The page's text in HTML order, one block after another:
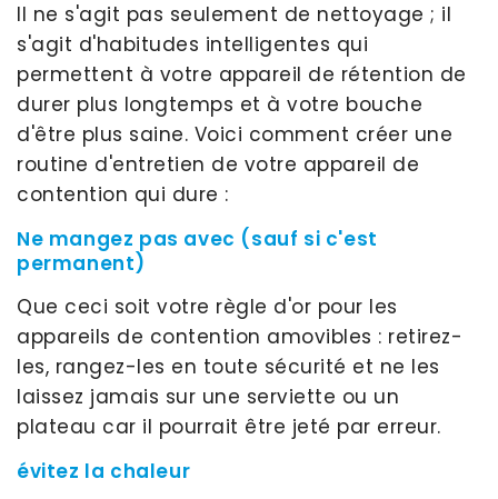
Il ne s'agit pas seulement de nettoyage ; il
s'agit d'habitudes intelligentes qui
permettent à votre appareil de rétention de
durer plus longtemps et à votre bouche
d'être plus saine. Voici comment créer une
routine d'entretien de votre appareil de
contention qui dure :
Ne mangez pas avec (sauf si c'est
permanent)
Que ceci soit votre règle d'or pour les
appareils de contention amovibles : retirez-
les, rangez-les en toute sécurité et ne les
laissez jamais sur une serviette ou un
plateau car il pourrait être jeté par erreur.
évitez la chaleur